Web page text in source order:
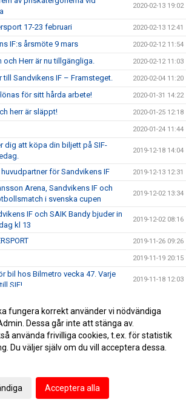
2020-02-13 19:02
17-23 februari 2020-02-13 12:41
IF:s årsmöte 9 mars 2020-02-12 11:54
Herr är nu tillgängliga. 2020-02-12 11:03
Sandvikens IF – Framsteget. 2020-02-04 11:20
för sitt hårda arbete! 2020-01-31 14:22
herr är släppt! 2020-01-25 12:18
2020-01-24 11:44
dig att köpa din biljett på SIF-
2019-12-18 14:04
för Sandvikens IF 2019-12-13 12:31
Arena, Sandvikens IF och
i svenska cupen
2019-12-02 13:34
IF och SAIK Bandy bjuder in
kl 13
2019-12-02 08:16
2019-11-26 09:26
2019-11-19 20:15
bil hos Bilmetro vecka 47. Varje
SIF!
2019-11-18 12:03
Vinnande lottnr: 70 2019-11-05 11:19
IF 2019-11-02 10:08
Intersport sin webbshop för
2/11 vet vi vem som vinner!
i dragningen!
fungera korrekt använder vi nödvändiga
Dessa går inte att stänga av.
använda frivilliga cookies, t.ex. för statistik
Du väljer själv om du vill acceptera dessa.
Acceptera alla